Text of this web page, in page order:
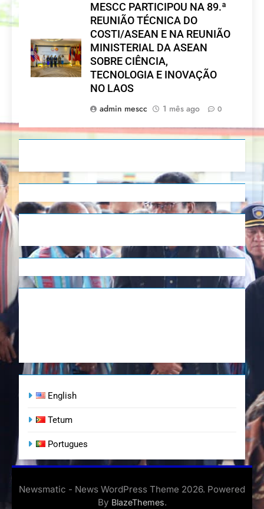
MESCC PARTICIPOU NA 89.ª
REUNIÃO TÉCNICA DO
COSTI/ASEAN E NA REUNIÃO
MINISTERIAL DA ASEAN
SOBRE CIÊNCIA,
TECNOLOGIA E INOVAÇÃO
NO LAOS
admin mescc
1 mês ago 0
English
Tetum
Portugues
Newsmatic - News WordPress Theme 2026. Powered
By BlazeThemes.